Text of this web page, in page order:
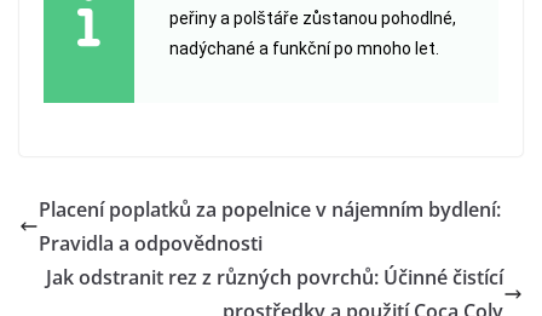
peřiny a polštáře zůstanou pohodlné,
nadýchané a funkční po mnoho let.
Placení poplatků za popelnice v nájemním bydlení:
Pravidla a odpovědnosti
Jak odstranit rez z různých povrchů: Účinné čistící